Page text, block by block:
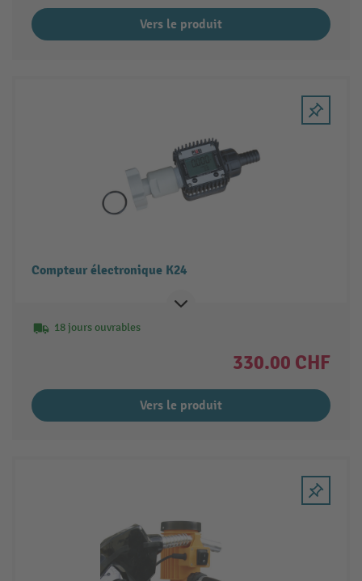
Vers le produit
Compteur électronique K24
18 jours ouvrables
330.00 CHF
Vers le produit